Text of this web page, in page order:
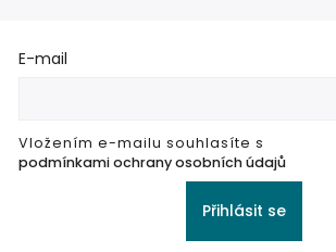
E-mail
Vložením e-mailu souhlasíte s
podmínkami ochrany osobních údajů
Přihlásit se